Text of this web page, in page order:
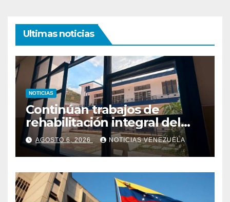
Ultimas noticias
NOTICIAS
Continúan trabajos de
rehabilitación integral del
Hospital El Algodonal en
Caracas
AGOSTO 6, 2026 NOTICIAS VENEZUELA